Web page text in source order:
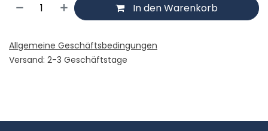
In den Warenkorb
Allgemeine Geschäftsbedingungen
Versand: 2-3 Geschäftstage